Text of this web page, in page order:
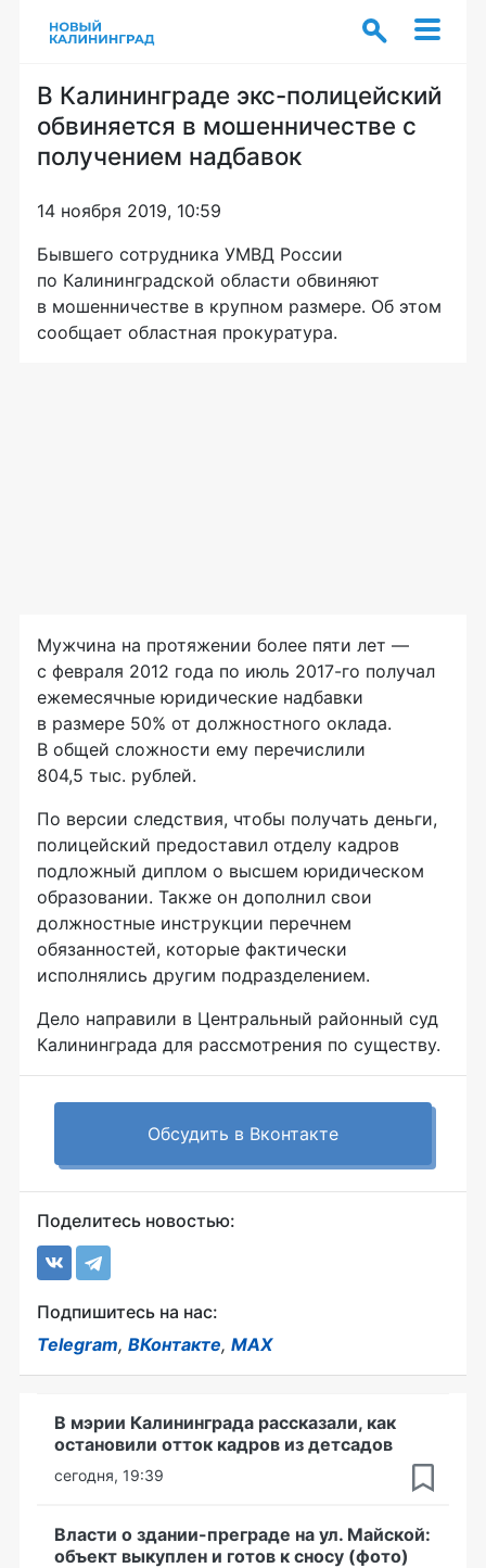
В Калининграде экс-полицейский
обвиняется в мошенничестве с
получением надбавок
14 ноября 2019, 10:59
Бывшего сотрудника УМВД России
по Калининградской области обвиняют
в мошенничестве в крупном размере. Об этом
сообщает областная прокуратура.
Мужчина на протяжении более пяти лет —
с февраля 2012 года по июль 2017-го получал
ежемесячные юридические надбавки
в размере 50% от должностного оклада.
В общей сложности ему перечислили
804,5 тыс. рублей.
По версии следствия, чтобы получать деньги,
полицейский предоставил отделу кадров
подложный диплом о высшем юридическом
образовании. Также он дополнил свои
должностные инструкции перечнем
обязанностей, которые фактически
исполнялись другим подразделением.
Дело направили в Центральный районный суд
Калининграда для рассмотрения по существу.
Обсудить в Вконтакте
Поделитесь новостью:
Подпишитесь на нас:
Telegram, ВКонтакте, MAX
В мэрии Калининграда рассказали, как
остановили отток кадров из детсадов
сегодня, 19:39
Власти о здании-преграде на ул. Майской:
объект выкуплен и готов к сносу (фото)